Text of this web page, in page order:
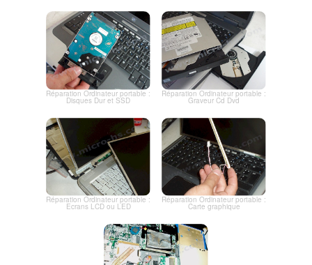
Réparation Ordinateur portable :
Disques Dur et SSD
Réparation Ordinateur portable :
Graveur Cd Dvd
Réparation Ordinateur portable :
Ecrans LCD ou LED
Réparation Ordinateur portable :
Carte graphique